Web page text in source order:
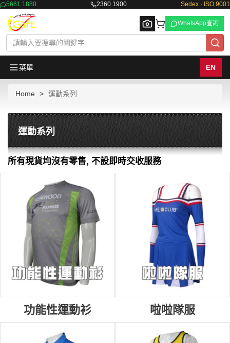
5661 1880 2360 1900 Sedex · ISO 9001
WhatsApp查詢
菜單 EN
Home 運動系列
運動系列
所有現貨均沒有零售, 不設即時交收服務
功能性運動衫 啦啦隊服